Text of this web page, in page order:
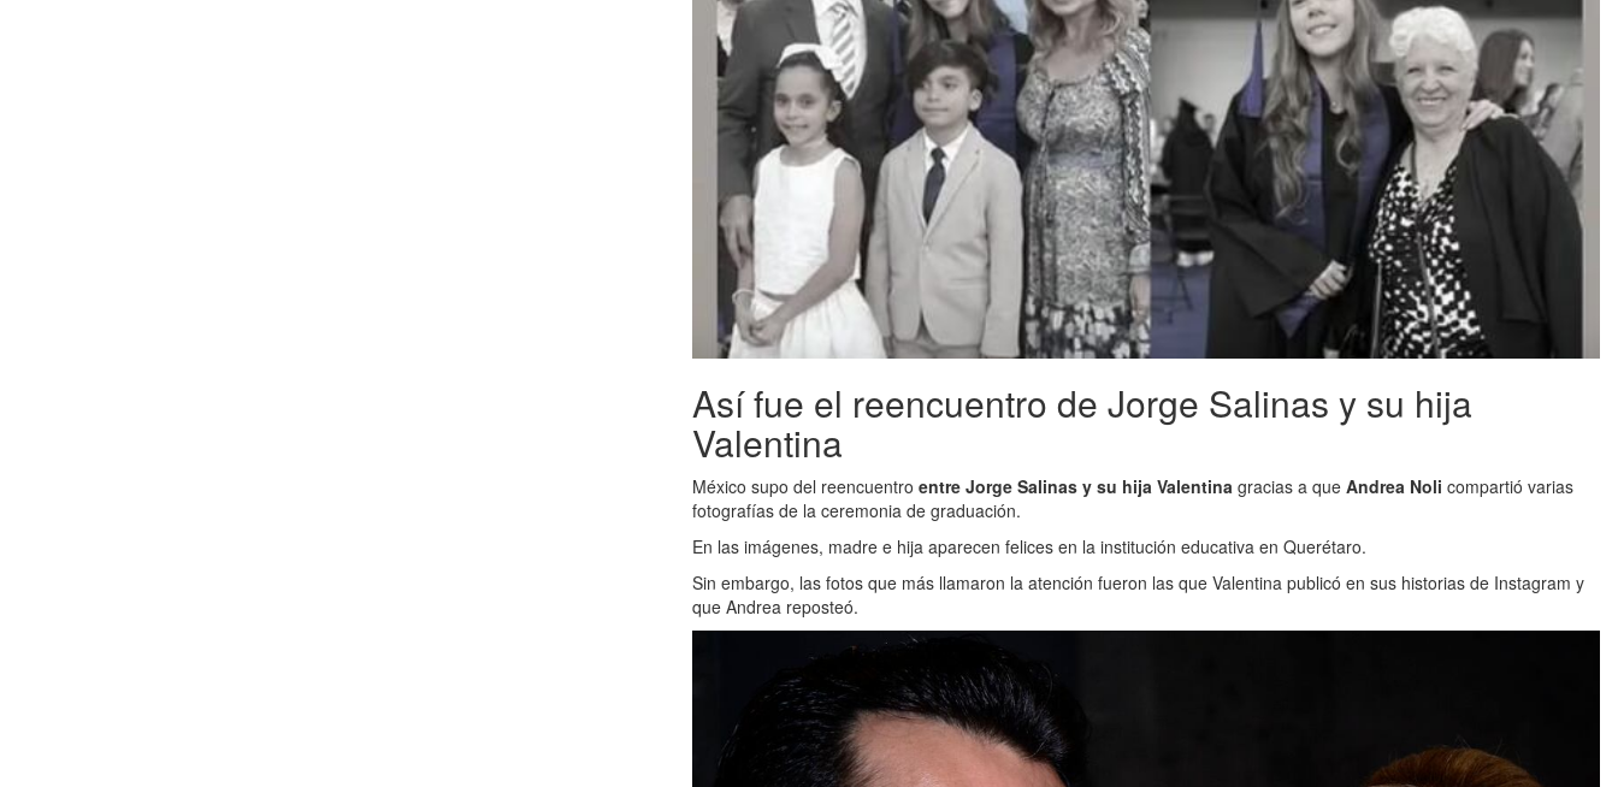
Así fue el reencuentro de Jorge Salinas y su hija
Valentina
México supo del reencuentro entre Jorge Salinas y su hija Valentina gracias a que Andrea Noli compartió varias
fotografías de la ceremonia de graduación.
En las imágenes, madre e hija aparecen felices en la institución educativa en Querétaro.
Sin embargo, las fotos que más llamaron la atención fueron las que Valentina publicó en sus historias de Instagram y
que Andrea reposteó.